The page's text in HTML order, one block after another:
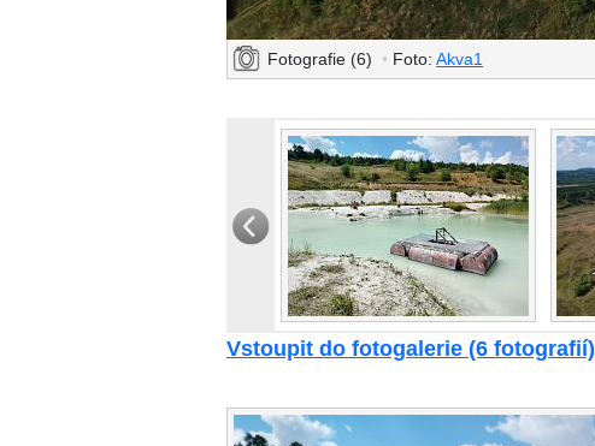
Fotografie (6) • Foto:Akva1
Vstoupit do fotogalerie (6 fotografií)